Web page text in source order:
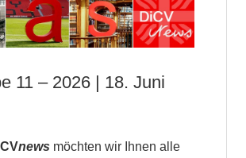
11 – 2026 | 18. Juni
news möchten wir Ihnen alle